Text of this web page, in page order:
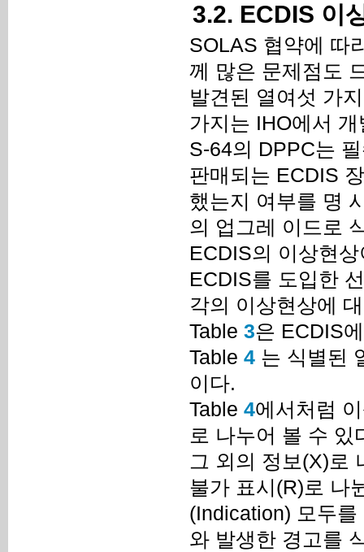
3.2. ECDIS 이
SOLAS 협약에 따
께 많은 문제점도
발견된 열여섯 가
가지는 IHO에서
S-64의 DPPC는
판매되는 ECDIS
했는지 여부를 명
의 업그레 이드로
ECDIS의 이상현
ECDIS를 도입한
각의 이상현상에
Table 3은 ECDIS
Table 4 는 식별된
이다.
Table 4에서처럼
로 나누어 볼 수
그 외의 정보(X)로
불가 표시(R)로 나
(Indication) 모두
와 발생한 경고를